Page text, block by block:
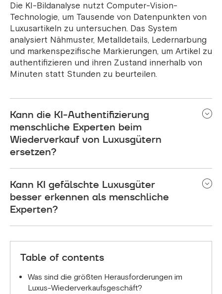
Die KI-Bildanalyse nutzt Computer-Vision-
Technologie, um Tausende von Datenpunkten von
Luxusartikeln zu untersuchen. Das System
analysiert Nähmuster, Metalldetails, Ledernarbung
und markenspezifische Markierungen, um Artikel zu
authentifizieren und ihren Zustand innerhalb von
Minuten statt Stunden zu beurteilen.
Kann die KI-Authentifizierung
menschliche Experten beim
Wiederverkauf von Luxusgütern
ersetzen?
Fachwissen, ersetzt es aber nicht. Während KI die
Erstanalyse und Zustandsbewertung übernimmt,
überwachen menschliche Experten den Prozess
und bearbeiten komplexe Fälle. Diese Kombination
liefert eine Genauigkeit von über 95 % und
reduziert gleichzeitig die Bearbeitungszeit
drastisch.
Kann KI gefälschte Luxusgüter
besser erkennen als menschliche
Experten?
erkennen, die das menschliche Auge
möglicherweise übersieht, indem sie Mikrodetails
in Nähten, Materialien und Konstruktion analysiert.
In Kombination mit menschlicher Expertise
entsteht so ein robusterer
Table of contents
Was sind die größten Herausforderungen im
Luxus-Wiederverkaufsgeschäft?